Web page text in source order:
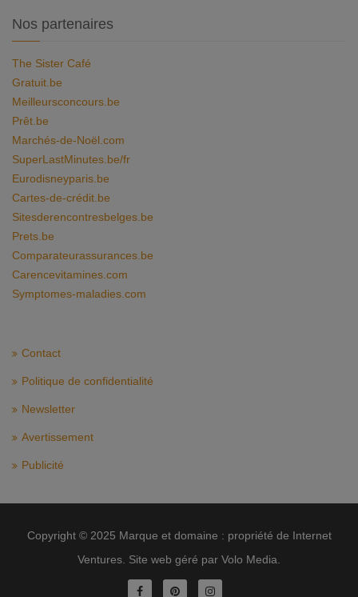
Nos partenaires
The Sister Café
Gratuit.be
Meilleursconcours.be
Prêt.be
Marchés-de-Noël.com
SuperLastMinutes.be/fr
Eurodisneyparis.be
Cartes-de-crédit.be
Sitesderencontresbelges.be
Prets.be
Comparateurassurances.be
Carencevitamines.com
Symptomes-maladies.com
Contact
Politique de confidentialité
Newsletter
Avertissement
Publicité
Copyright © 2025 Marque et domaine : propriété de Internet
Ventures. Site web géré par Volo Media.